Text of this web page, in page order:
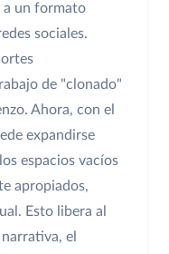
a un formato
sociales.
de "clonado"
Ahora, con el
expandirse
espacios vacíos
apropiados,
Esto libera al
el